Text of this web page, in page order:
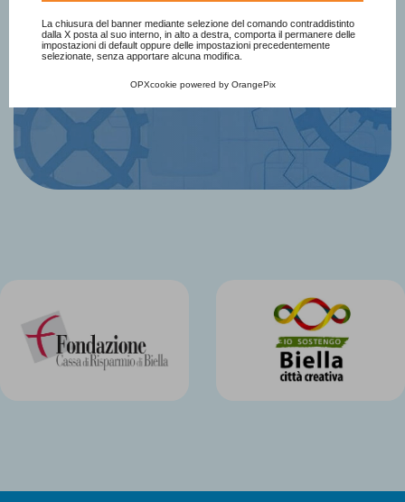
Consulta l'informativa cookie completa.
La chiusura del banner mediante selezione del comando contraddistinto
dalla X posta al suo interno, in alto a destra, comporta il permanere delle
impostazioni di default oppure delle impostazioni precedentemente
selezionate, senza apportare alcuna modifica.
OPXcookie powered by OrangePix
Iscriviti Subito